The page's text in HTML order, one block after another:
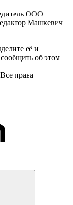
ООО
Машкевич
её и
об этом
права